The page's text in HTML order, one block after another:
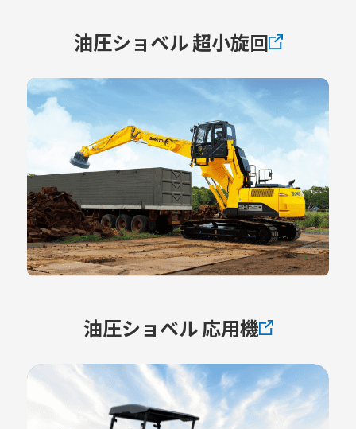
油圧ショベル 超小旋回
油圧ショベル 応用機